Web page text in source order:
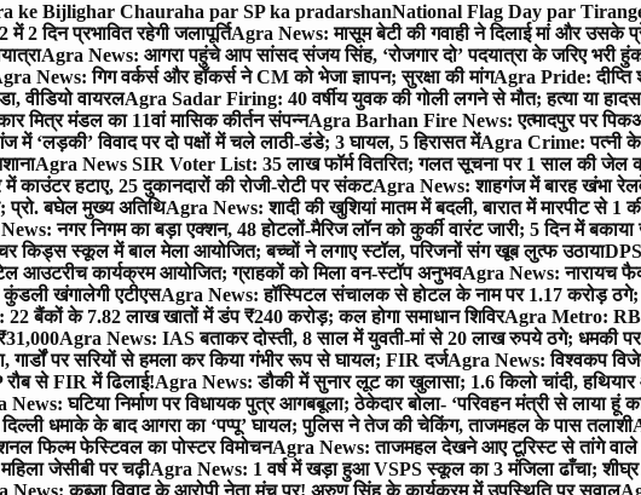
ke Bijlighar Chauraha par SP ka pradarshanNational Flag Day par
2 दिन प्रभावित रहेगी जलापूर्तिAgra News: मासूम बेटी की गवाही ने दिलाई मां और उसके
Agra News: आगरा पहुंचे आप सांसद संजय सिंह, ‘रोजगार दो’ पदयात्रा के जरिए भरी
News: गिग वर्कर्स और हॉकर्स ने CM को भेजा ज्ञापन; सुरक्षा की मांगAgra Pride: दीप्ति
वीडियो वायरलAgra Sadar Firing: 40 वर्षीय युवक की गोली लगने से मौत; हत्या या
मित्र मंडल का 11वां मासिक कीर्तन संपन्नAgra Barhan Fire News: एत्मादपुर पर
‘लड़की’ विवाद पर दो पक्षों में चले लाठी-डंडे; 3 घायल, 5 हिरासत मेंAgra Crime: पत्नी के
Agra News SIR Voter List: 35 लाख फॉर्म वितरित; गलत सूचना पर 1 साल की जेल
हटाए, 25 दुकानदारों की रोजी-रोटी पर संकटAgra News: शाहगंज में बारह खंभा
प्रो. बघेल मुख्य अतिथिAgra News: शादी की खुशियां मातम में बदली, बारात में मारपीट से 1
नगर निगम का बड़ा एक्शन, 48 होटलों-मैरिज लॉन को कुर्की वारंट जारी; 5 दिन में
किड्स स्कूल में बाल मेला आयोजित; बच्चों ने लगाए स्टॉल, परिजनों संग खूब लुत्फ उठाया
आउटरीच कार्यक्रम आयोजित; ग्राहकों को मिला वन-स्टॉप अनुभवAgra News: नारायच
खंगालेगी एटीएसAgra News: हॉस्पिटल संचालक से होटल के नाम पर 1.17 करोड़ ठगे;
बैंकों के 7.82 लाख खातों में डंप ₹240 करोड़; कल होगा समाधान शिविरAgra Metro:
Agra News: IAS बताकर दोस्ती, 8 साल में युवती-मां से 20 लाख रुपये ठगे; धमकी
गार्डों पर सरियों से हमला कर किया गंभीर रूप से घायल; FIR दर्जAgra News: विश्वकप
से FIR में ढिलाई!Agra News: डौकी में सुनार लूट का खुलासा; 1.6 किलो चांदी, हथियार
News: घटिया निर्माण पर विधायक पुत्र आगबबूला; ठेकेदार बोला- ‘परिवहन मंत्री से लाया
धमाके के बाद आगरा का ‘पप्पू’ घायल; पुलिस ने तेज की चेकिंग, ताजमहल के पास तलाशी
फिल्म फेस्टिवल का पोस्टर विमोचनAgra News: ताजमहल देखने आए टूरिस्ट से तांगे वाले
जेसीबी पर चढ़ीAgra News: 1 वर्ष में खड़ा हुआ VSPS स्कूल का 3 मंजिला ढाँचा; शीघ्र
News: कब्जा विवाद के आरोपी नेता मंच पर! अरुण सिंह के कार्यक्रम में उपस्थिति पर सवाल